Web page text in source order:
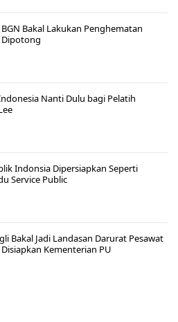
Bakal Lakukan Penghematan
Dipotong
Nanti Dulu bagi Pelatih
Indonsia Dipersiapkan Seperti
Service Public
Bakal Jadi Landasan Darurat Pesawat
Disiapkan Kementerian PU